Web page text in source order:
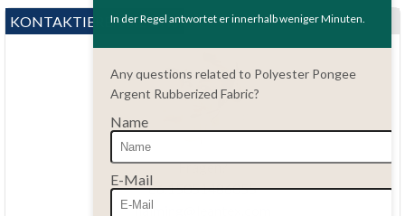
KONTAKTIEREN SIE UNS
Fragen?
86.15051486055
haiming@leantex.com
In der Regel antwortet er innerhalb weniger Minuten.
Any questions related to Polyester Pongee
Argent Rubberized Fabric?
Name
E-Mail
Português do Brasil
Русский
Tiếng Việt
العربية
Bahasa Indonesia